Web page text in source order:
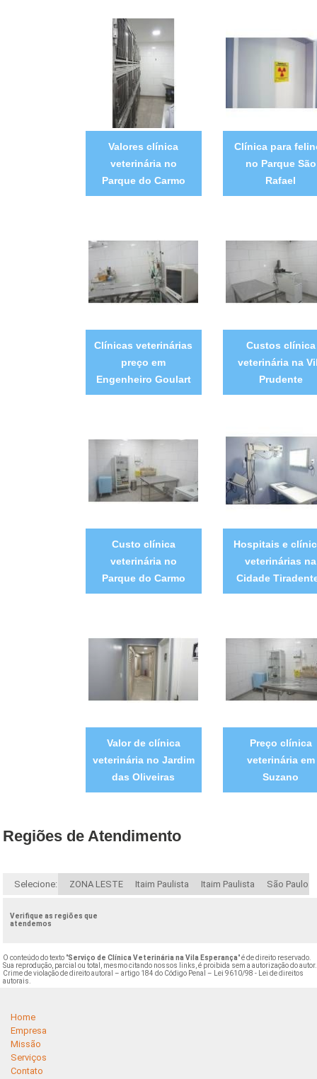
Valores clínica
veterinária no
Parque do Carmo
Clínica para
no Parque São
Rafael
Clínicas veterinárias
preço em
Engenheiro Goulart
Custos clínica
veterinária na
Prudente
Custo clínica
veterinária no
Parque do Carmo
Hospitais e
veterinárias na
Cidade
Valor de clínica
veterinária no Jardim
das Oliveiras
Preço clínica
veterinária em
Suzano
Regiões de Atendimento
Selecione: ZONA LESTE Itaim Paulista Itaim Paulista São Paulo
Verifique as regiões que
atendemos
O conteúdo do texto "Serviço de Clínica Veterinária na Vila Esperança" é de direito reservado.
Sua reprodução, parcial ou total, mesmo citando nossos links, é proibida sem a autorização do autor.
Crime de violação de direito autoral – artigo 184 do Código Penal –
Lei 9610/98 - Lei de direitos
autorais
Home
Empresa
Missão
Serviços
Contato